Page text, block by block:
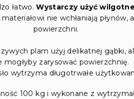
łatwo.Wystarczy użyć
materiałowi nie wchłaniają
powierzchni.
plam użyj delikatnej gąbki,
mogłyby zarysować powierzchnię.
wytrzyma długotrwałe
100 kg i wykonane z